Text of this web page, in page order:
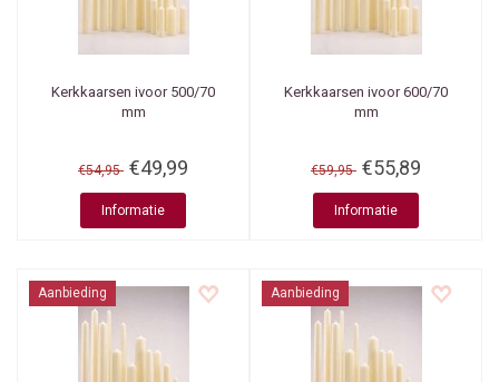
Kerkkaarsen ivoor 500/70
mm
€54,95 €49,99
Informatie
Kerkkaarsen ivoor 600/70
mm
€59,95 €55,89
Informatie
Aanbieding Aanbieding